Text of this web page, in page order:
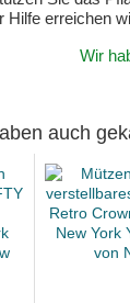
Hilfe erreichen
Wir
auch